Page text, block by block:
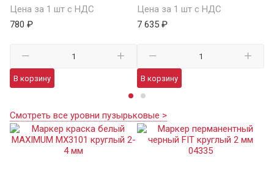
Цена за 1 шт с НДС
780 ₽
В корзину
Цена за 1 шт с НДС
7 635 ₽
В корзину
Смотреть все уровни пузырьковые >